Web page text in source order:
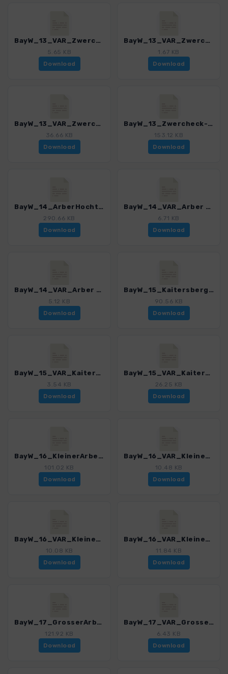
BayW_13_VAR_Zwercheck-Ossser_4225_8.gpx
5.65 KB
Download
BayW_13_VAR_Zwercheck-Ossser_Badesee_4225_8.gpx
1.67 KB
Download
BayW_13_VAR_Zwercheck-Ossser_Lohberger Steindl_4225_8.gpx
36.66 KB
Download
BayW_13_Zwercheck-Osser_4225_8.gpx
153.12 KB
Download
BayW_14_ArberHochtour_4225_8.gpx
290.66 KB
Download
BayW_14_VAR_Arber Hochtour_Kleiner-Arbersee-Blick_4225_8.gpx
6.71 KB
Download
BayW_14_VAR_Arber Hochtour_Schareben_4225_8.gpx
5.12 KB
Download
BayW_15_Kaitersberg_4225_8.gpx
90.56 KB
Download
BayW_15_VAR_Kaitersberg_4225_8.gpx
3.54 KB
Download
BayW_15_VAR_Kaitersberg_Eck_4225_8.gpx
26.25 KB
Download
BayW_16_KleinerArbersee_4225_8.gpx
101.02 KB
Download
BayW_16_VAR_Kleiner Arbersee_4225_8.gpx
10.48 KB
Download
BayW_16_VAR_Kleiner Arbersee_Arber Alm_4225_8.gpx
10.08 KB
Download
BayW_16_VAR_Kleiner Arbersee_Berggasthof Mooshuette_4225_8.gpx
11.84 KB
Download
BayW_17_GrosserArber_4225_8.gpx
121.92 KB
Download
BayW_17_VAR_Grosser Arber_4225_8.gpx
6.43 KB
Download